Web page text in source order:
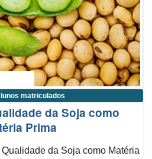
matriculados
da Soja como
Prima
da Soja como Matéria